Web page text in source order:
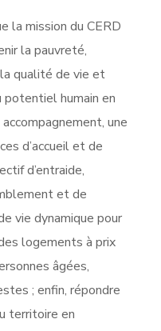
la mission du CERD
la pauvreté,
qualité de vie et
humain en
une
d’accueil et de
d’entraide,
et de
vie dynamique pour
logements à prix
âgées,
; enfin, répondre
territoire en